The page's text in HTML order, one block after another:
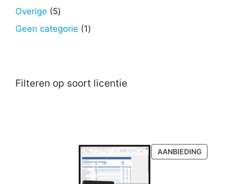
Overige 55
producten
Geen categorie 11
Filteren op soort licentie
AANBIEDING
IN